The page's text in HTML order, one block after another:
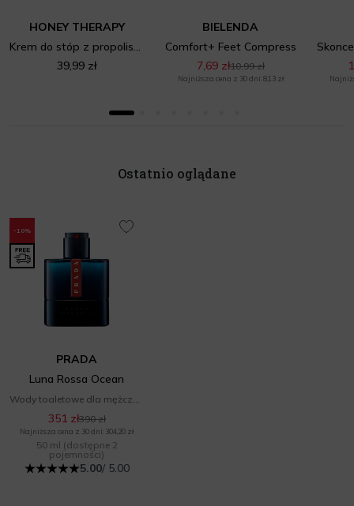
HONEY THERAPY
Krem do stóp z propolisem Zielona Herbata
39,99 zł
BIELENDA
Comfort+ Feet Compress
7,69 zł10,99 zł
Najniższa cena z 30 dni: 8,13 zł
Ostatnio oglądane
-10%
PRADA
Luna Rossa Ocean
351 zł390 zł
Najniższa cena z 30 dni: 304,20 zł
50 ml (dostępne 2
pojemności)
5.00/ 5.00